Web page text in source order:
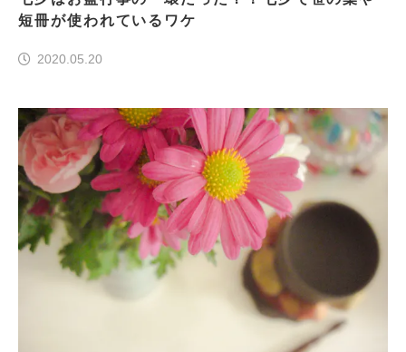
短冊が使われているワケ
2020.05.20